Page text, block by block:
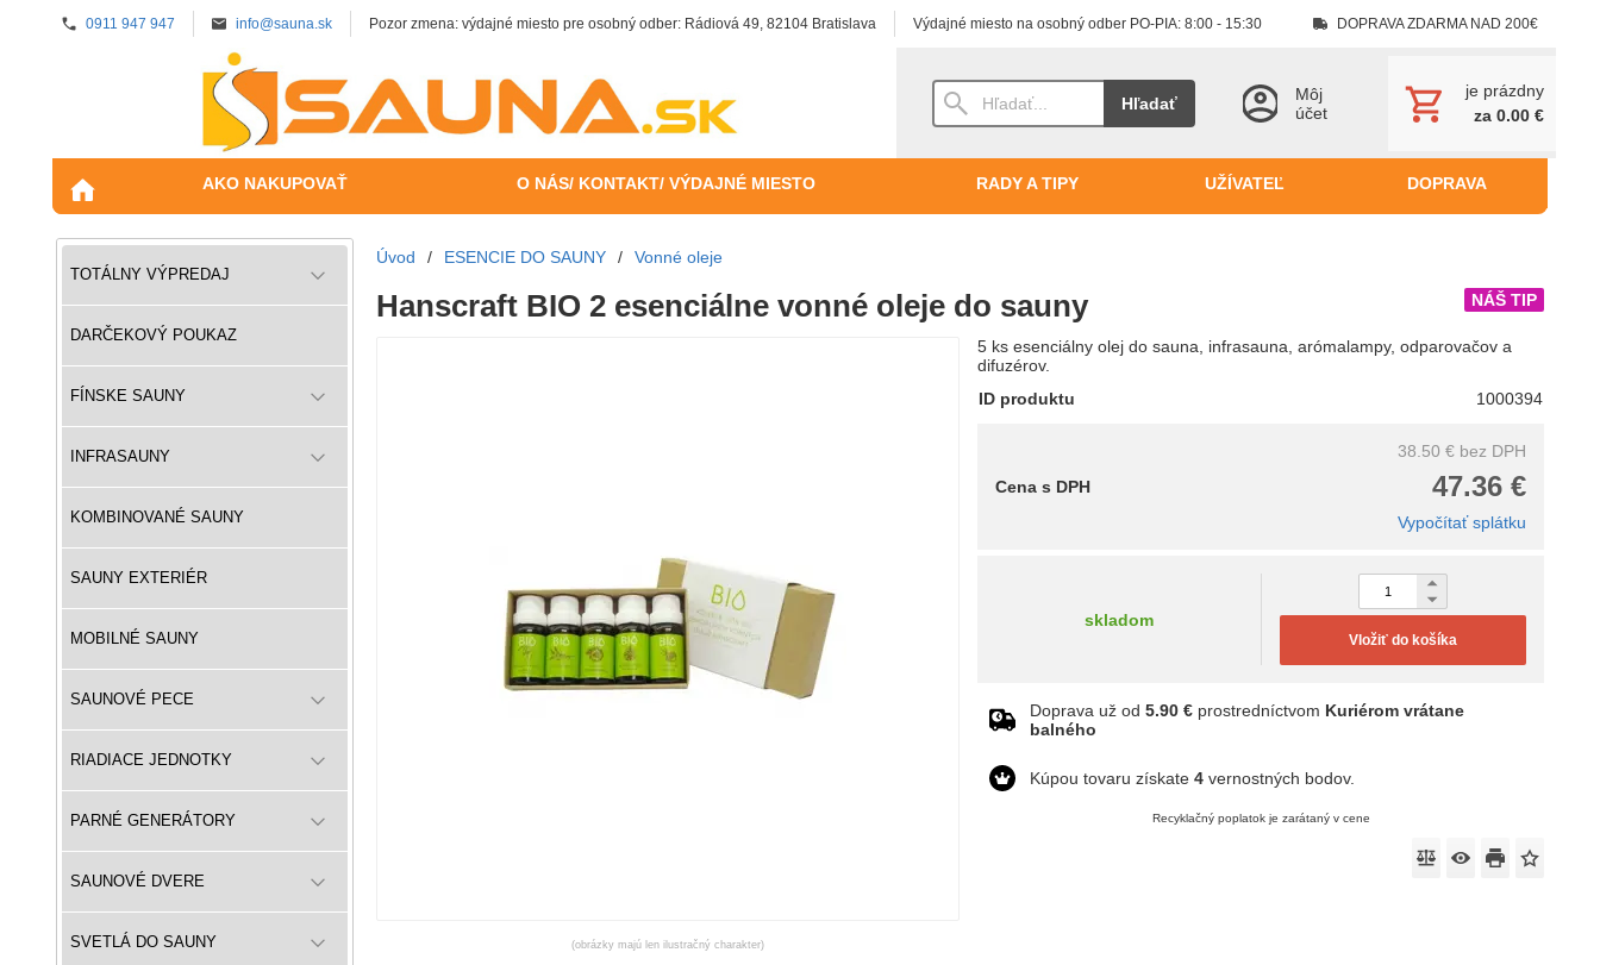
0911 947 947 info@sauna.sk Pozor zmena: výdajné miesto pre osobný odber: Rádiová 49, 82104 Bratislava Výdajné miesto na osobný odber PO-PIA: 8:00 - 15:30 DOPRAVA ZDARMA NAD 200€
Hľadať
Môj
účet
je prázdny
za 0.00 €
AKO NAKUPOVAŤ O NÁS/ KONTAKT/ VÝDAJNÉ MIESTO RADY A TIPY UŽÍVATEĽ DOPRAVA
TOTÁLNY VÝPREDAJ
DARČEKOVÝ POUKAZ
FÍNSKE SAUNY
INFRASAUNY
KOMBINOVANÉ SAUNY
SAUNY EXTERIÉR
MOBILNÉ SAUNY
SAUNOVÉ PECE
RIADIACE JEDNOTKY
PARNÉ GENERÁTORY
SAUNOVÉ DVERE
SVETLÁ DO SAUNY
Úvod / ESENCIE DO SAUNY / Vonné oleje
NÁŠ TIP
Hanscraft BIO 2 esenciálne vonné oleje do sauny
(obrázky majú len ilustračný charakter)
5 ks esenciálny olej do sauna, infrasauna, arómalampy, odparovačov a
difuzérov.
ID produktu
1000394
38.50 € bez DPH
47.36 €
Cena s DPH
Vypočítať splátku
skladom
Vložiť do košíka
Doprava už od5.90 € prostredníctvom Kuriérom vrátane
balného
Kúpou tovaru získate4 vernostných bodov.
Recyklačný poplatok je zarátaný v cene